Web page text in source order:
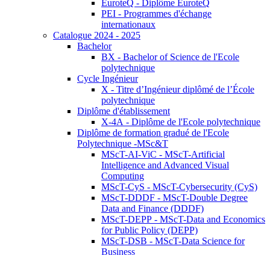
EuroteQ - Diplôme EuroteQ
PEI - Programmes d'échange
internationaux
Catalogue 2024 - 2025
Bachelor
BX - Bachelor of Science de l'Ecole
polytechnique
Cycle Ingénieur
X - Titre d’Ingénieur diplômé de l’École
polytechnique
Diplôme d'établissement
X-4A - Diplôme de l'Ecole polytechnique
Diplôme de formation gradué de l'Ecole
Polytechnique -MSc&T
MScT-AI-ViC - MScT-Artificial
Intelligence and Advanced Visual
Computing
MScT-CyS - MScT-Cybersecurity (CyS)
MScT-DDDF - MScT-Double Degree
Data and Finance (DDDF)
MScT-DEPP - MScT-Data and Economics
for Public Policy (DEPP)
MScT-DSB - MScT-Data Science for
Business